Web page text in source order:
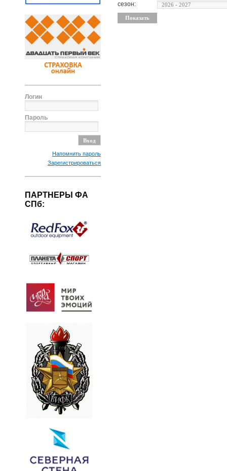
Логин
Пароль
Напомнить пароль
Зарегистрироваться
ПАРТНЕРЫ ФА
СПб:
сезон: